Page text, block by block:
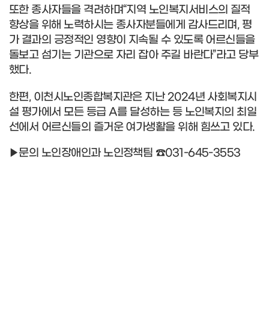
또한 종사자들을 격려하며“지역 노인복지서비스의 질적
향상을 위해 노력하시는 종사자분들에게 감사드리며, 평
가 결과의 긍정적인 영향이 지속될 수 있도록 어르신들을
돌보고 섬기는 기관으로 자리 잡아 주길 바란다”라고 당부
했다.
한편, 이천시노인종합복지관은 지난 2024년 사회복지시
설 평가에서 모든 등급 A를 달성하는 등 노인복지의 최일
선에서 어르신들의 즐거운 여가생활을 위해 힘쓰고 있다.
▶문의 노인장애인과 노인정책팀 ☎031-645-3553